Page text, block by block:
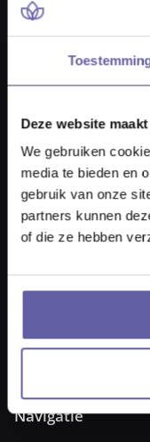
Deze website
We gebruiken
media te bieden en
gebruik van onze
partners kunnen
of die ze hebben
1114 AJ Amsterdam
Openingstijden:
KvK-nummer 6817
BTW nummer
Navigatie